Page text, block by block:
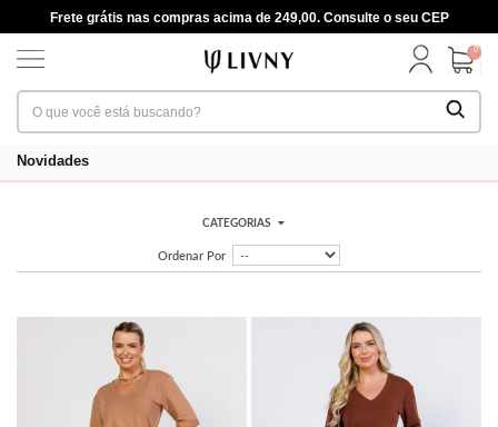
Frete grátis nas compras acima de 249,00. Consulte o seu CEP
0
Novidades
CATEGORIAS
Ordenar Por